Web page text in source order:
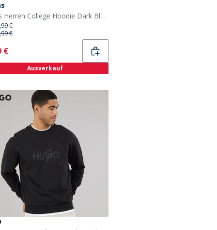
adidas Herren College Hoodie Dark Blue/Weiß
€
€
€
Ausverkauf